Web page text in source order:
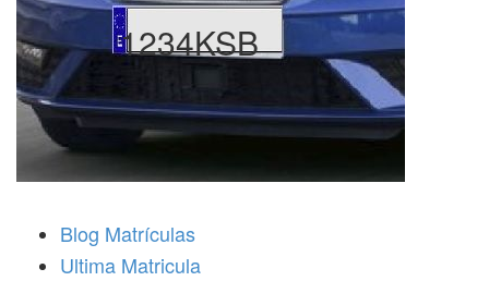
1234KSB
Blog Matrículas
Ultima Matricula